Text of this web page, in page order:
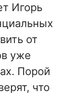
Игорь
от
уже
Порой
что